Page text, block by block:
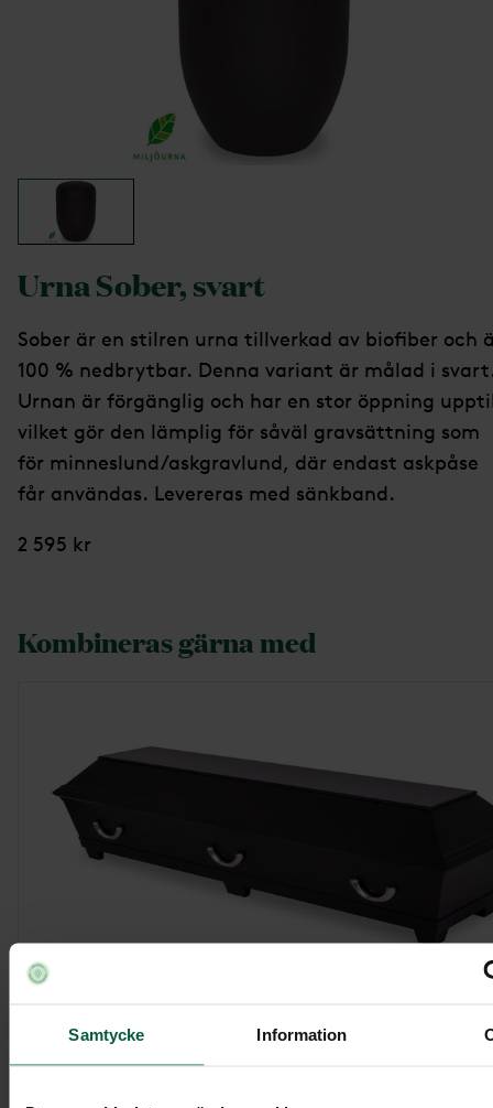
Samtycke Information
Urna Sober, svart
Sober är en stilren urna tillverkad av biofiber och
100 % nedbrytbar. Denna variant är målad i
Urnan är förgänglig och har en stor öppning
vilket gör den lämplig för såväl gravsättning som
för minneslund/askgravlund, där endast askpåse
får användas. Levereras med sänkband.
2 595 kr
Kombineras gärna med
Kista Elegant, svart